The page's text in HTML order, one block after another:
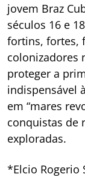
jovem Braz
séculos 16 e
fortins, fortes,
colonizadores
proteger a
indispensável
em “mares
conquistas de
exploradas.
*Elcio Rogerio